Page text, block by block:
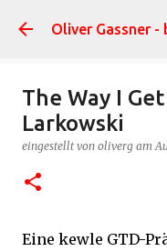
Direkt
Oliver Gassner
The Way I
Larkowski
eingestellt von oliverg am
Eine kewle GTD-